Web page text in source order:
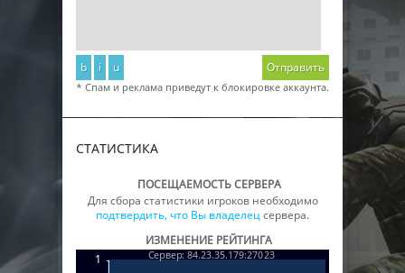
b i u Отправить
* Спам и реклама приведут к блокировке аккаунта.
СТАТИСТИКА
ПОСЕЩАЕМОСТЬ СЕРВЕРА
Для сбора статистики игроков необходимо
подтвердить, что Вы владелецсервера.
ИЗМЕНЕНИЕ РЕЙТИНГА